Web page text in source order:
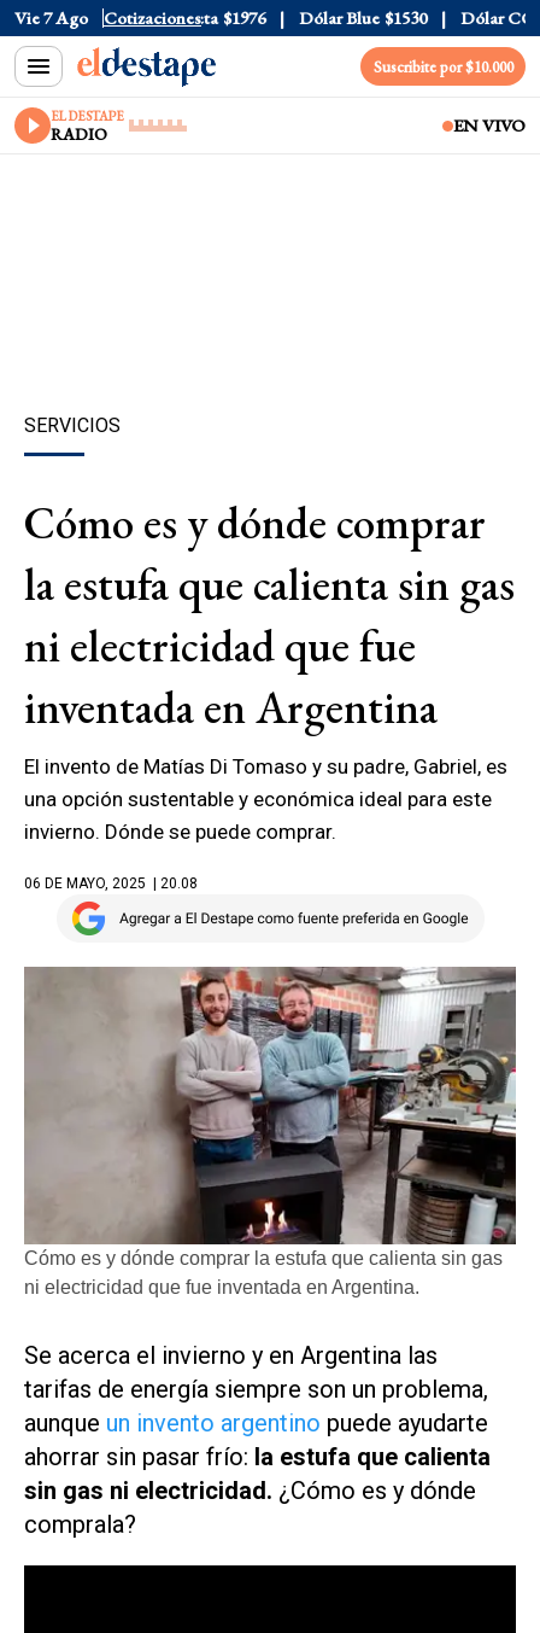
Vie 7 Ago Cotizaciones
$1520 Dólar Tarjeta $1976 Dólar Blue $1530 Dólar CCL
Suscribite por $10.000
EL DESTAPE
RADIO EN VIVO
SERVICIOS
Cómo es y dónde comprar
la estufa que calienta sin gas
ni electricidad que fue
inventada en Argentina
El invento de Matías Di Tomaso y su padre, Gabriel, es
una opción sustentable y económica ideal para este
invierno. Dónde se puede comprar.
06 DE MAYO, 2025 | 20.08
Cómo es y dónde comprar la estufa que calienta sin gas
ni electricidad que fue inventada en Argentina.
Se acerca el invierno y en Argentina las
tarifas de energía siempre son un problema,
aunque un invento argentino puede ayudarte
ahorrar sin pasar frío: la estufa que calienta
sin gas ni electricidad. ¿Cómo es y dónde
comprala?